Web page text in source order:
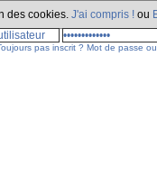
des cookies. J'ai compris ! ou
pas inscrit ? Mot de passe